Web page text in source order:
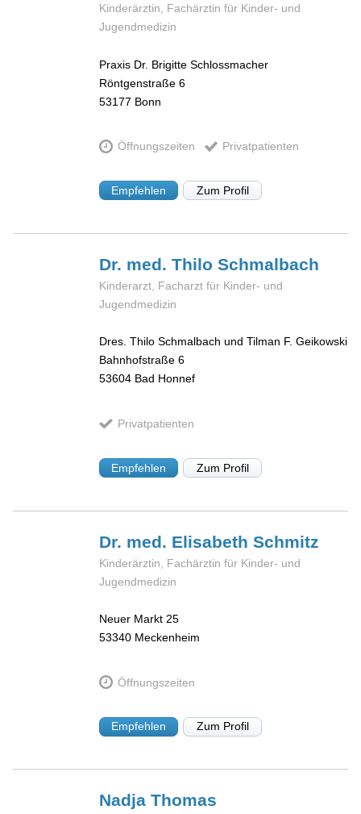
Kinderärztin, Fachärztin für Kinder- und
Jugendmedizin
Praxis Dr. Brigitte Schlossmacher
Röntgenstraße 6
53177 Bonn
Öffnungszeiten Privatpatienten
Empfehlen Zum Profil
Dr. med. ThiloSchmalbach
Kinderarzt, Facharzt für Kinder- und
Jugendmedizin
Dres. Thilo Schmalbach und Tilman F. Geikowski
Bahnhofstraße 6
53604 Bad Honnef
Privatpatienten
Empfehlen Zum Profil
Dr. med. ElisabethSchmitz
Kinderärztin, Fachärztin für Kinder- und
Jugendmedizin
Neuer Markt 25
53340 Meckenheim
Öffnungszeiten
Empfehlen Zum Profil
NadjaThomas